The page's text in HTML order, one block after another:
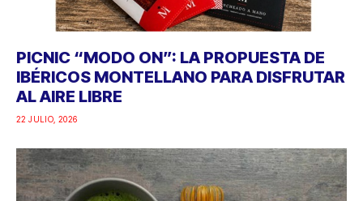
PICNIC “MODO ON”: LA PROPUESTA DE
IBÉRICOS MONTELLANO PARA DISFRUTAR
AL AIRE LIBRE
22 JULIO, 2026